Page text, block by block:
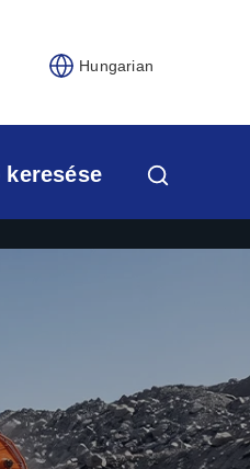
Hungarian
keresése